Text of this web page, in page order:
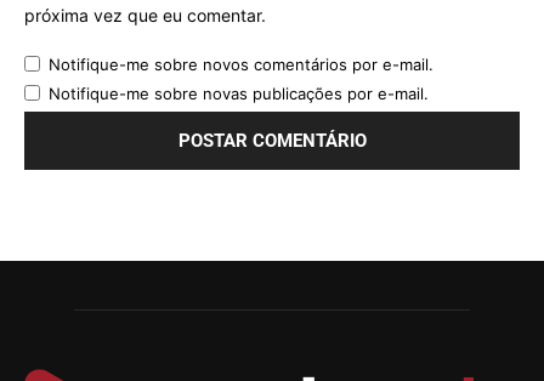
próxima vez que eu comentar.
Notifique-me sobre novos comentários por e-mail.
Notifique-me sobre novas publicações por e-mail.